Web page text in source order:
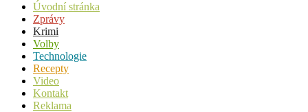
Úvodní stránka
Zprávy
Krimi
Volby
Technologie
Recepty
Video
Kontakt
Reklama